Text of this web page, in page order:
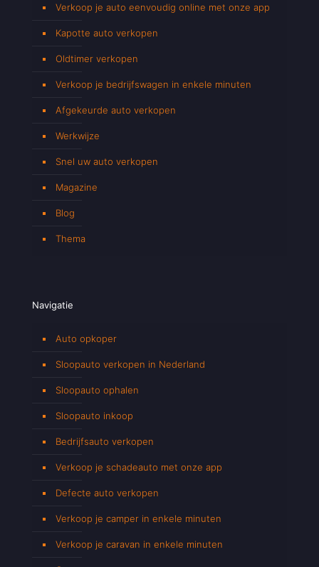
Verkoop je auto eenvoudig online met onze app
Kapotte auto verkopen
Oldtimer verkopen
Verkoop je bedrijfswagen in enkele minuten
Afgekeurde auto verkopen
Werkwijze
Snel uw auto verkopen
Magazine
Blog
Thema
Navigatie
Auto opkoper
Sloopauto verkopen in Nederland
Sloopauto ophalen
Sloopauto inkoop
Bedrijfsauto verkopen
Verkoop je schadeauto met onze app
Defecte auto verkopen
Verkoop je camper in enkele minuten
Verkoop je caravan in enkele minuten